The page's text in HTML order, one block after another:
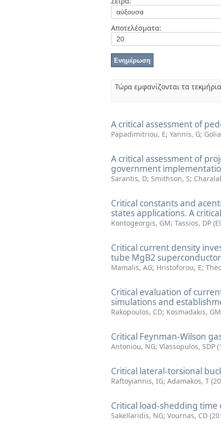
Αποτελέσματα:
Τώρα εμφανίζονται τα
A critical assessment of
Papadimitriou, E; Yannis, G;
A critical assessment of
government
Sarantis, D; Smithson, S;
Critical constants and
states applications. A
Kontogeorgis, GM; Tassios, DP (
Critical current density
tube MgB2
Mamalis, AG; Hristoforou, E;
Critical evaluation of
simulations and
Rakopoulos, CD; Kosmadakis, GM
Critical Feynman-Wilson
Antoniou, NG; Vlassopulos, SDP (
Critical lateral-torsional
Raftoyiannis, IG; Adamakos, T (
Critical load-shedding
Sakellaridis, NG; Vournas, CD (